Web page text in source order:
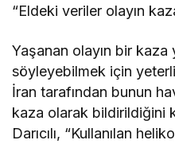
“Eldeki veriler olayın
Yaşanan olayın bir
söyleyebilmek için yeterli
İran tarafından bunun
kaza olarak bildirildiğini
Darıcılı, “Kullanılan